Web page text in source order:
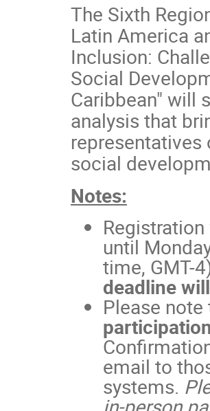
The Sixth
Latin America
Inclusion:
Social
Caribbean" will
analysis that
social
Notes:
until
time, GMT-
deadline
Please
email to
systems.